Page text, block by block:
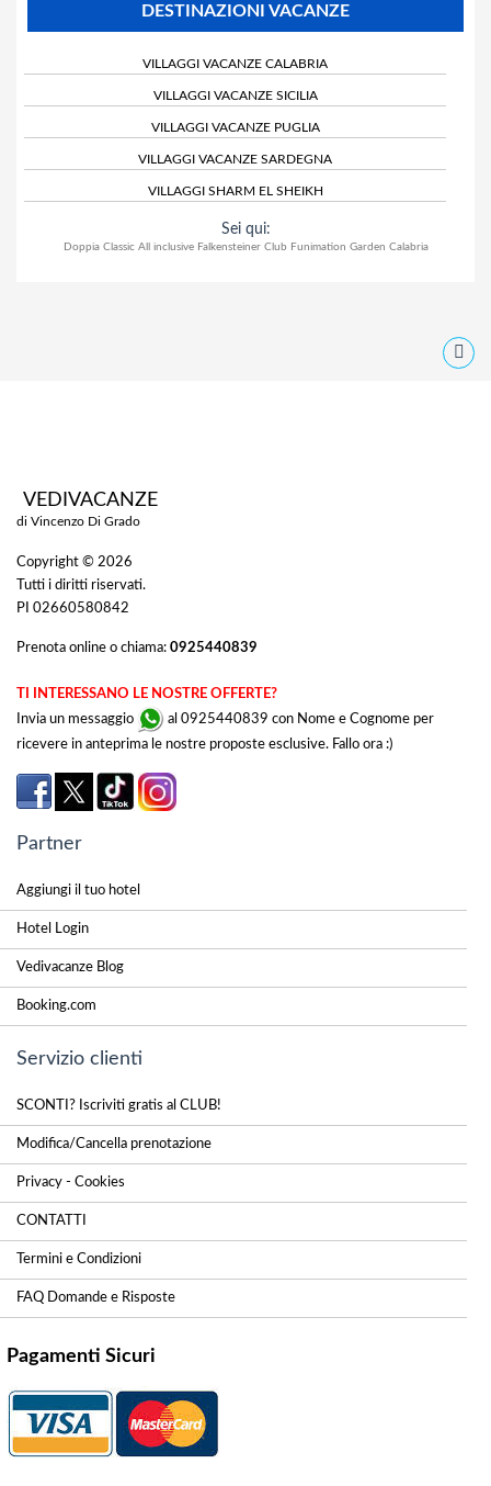
DESTINAZIONI VACANZE
VILLAGGI VACANZE CALABRIA
VILLAGGI VACANZE SICILIA
VILLAGGI VACANZE PUGLIA
VILLAGGI VACANZE SARDEGNA
VILLAGGI SHARM EL SHEIKH
Sei qui:
Doppia Classic All inclusive Falkensteiner Club Funimation Garden Calabria
VEDIVACANZE
di Vincenzo Di Grado
Copyright © 2026
Tutti i diritti riservati.
PI 02660580842
Prenota online o chiama: 0925440839
TI INTERESSANO LE NOSTRE OFFERTE?
Invia un messaggio
al 0925440839 con Nome e Cognome per
ricevere in anteprima le nostre proposte esclusive. Fallo ora :)
Partner
Aggiungi il tuo hotel
Hotel Login
Vedivacanze Blog
Booking.com
Servizio clienti
SCONTI? Iscriviti gratis al CLUB!
Modifica/Cancella prenotazione
Privacy - Cookies
CONTATTI
Termini e Condizioni
FAQ Domande e Risposte
Pagamenti Sicuri